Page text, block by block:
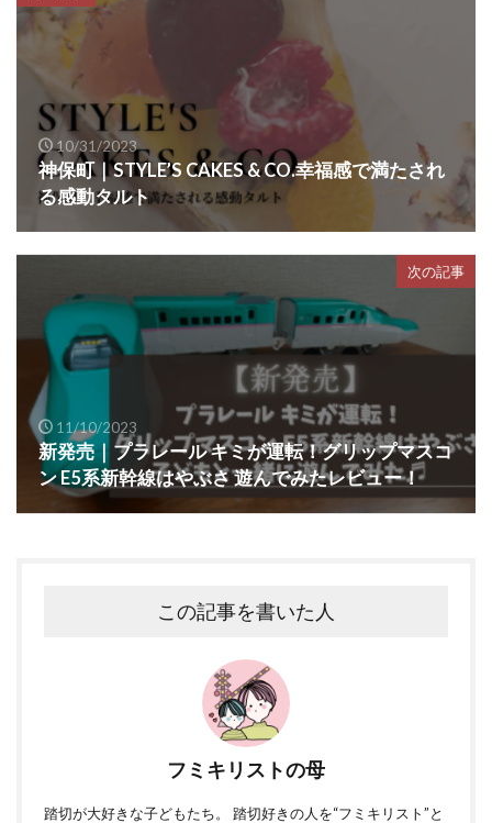
10/31/2023
神保町｜STYLE’S CAKES & CO.幸福感で満たされ
る感動タルト
次の記事
11/10/2023
新発売｜プラレール キミが運転！グリップマスコ
ン E5系新幹線はやぶさ 遊んでみたレビュー！
この記事を書いた人
フミキリストの母
踏切が大好きな子どもたち。 踏切好きの人を“フミキリスト”と